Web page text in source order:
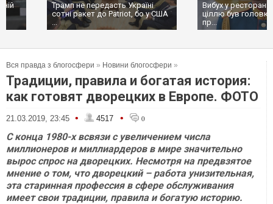
Трамп не передасть Україні
сотні ракет до Patriot, бо у США
Вибух у ресторані в Москві:
ціллю був головком ВКС
Вся правда з блогосфери » Новини блогосфери »
Традиции, правила и богатая история:
как готовят дворецких в Европе. ФОТО
21.03.2019, 23:45 • 4517 • 0
С конца 1980-х всвязи с увеличением числа
миллионеров и миллиардеров в мире значительно
вырос спрос на дворецких. Несмотря на предвзятое
мнение о том, что дворецкий – работа унизительная,
эта старинная профессия в сфере обслуживания
имеет свои традиции, правила и богатую историю.